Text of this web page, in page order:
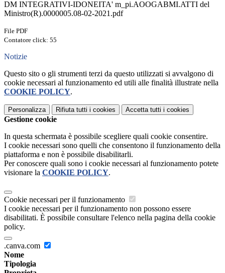
DM INTEGRATIVI-IDONEITA' m_pi.AOOGABMI.ATTI del
Ministro(R).0000005.08-02-2021.pdf
File PDF
Contatore click: 55
Notizie
Questo sito o gli strumenti terzi da questo utilizzati si avvalgono di
cookie necessari al funzionamento ed utili alle finalità illustrate nella
COOKIE POLICY.
Personalizza Rifiuta tutti i cookies Accetta tutti i cookies
Gestione cookie
In questa schermata è possibile scegliere quali cookie consentire.
I cookie necessari sono quelli che consentono il funzionamento della
piattaforma e non è possibile disabilitarli.
Per conoscere quali sono i cookie necessari al funzionamento potete
visionare la COOKIE POLICY.
Cookie necessari per il funzionamento
I cookie necessari per il funzionamento non possono essere
disabilitati. È possibile consultare l'elenco nella pagina della cookie
policy.
.canva.com
Nome
Tipologia